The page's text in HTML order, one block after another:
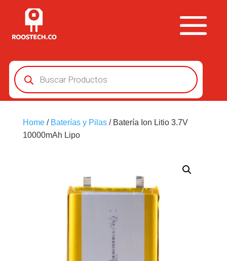
Búsqueda
de
productos
Home/ Baterías y Pilas/ Batería Ion Litio 3.7V
10000mAh Lipo